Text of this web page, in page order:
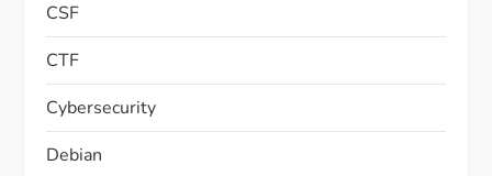
CSF
CTF
Cybersecurity
Debian